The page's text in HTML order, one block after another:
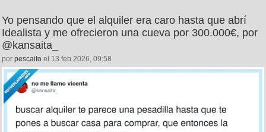
Yo pensando que el alquiler era caro hasta que abrí
Idealista y me ofrecieron una cueva por 300.000€, por
@kansaita_
por pescaito el 13 feb 2026, 09:58